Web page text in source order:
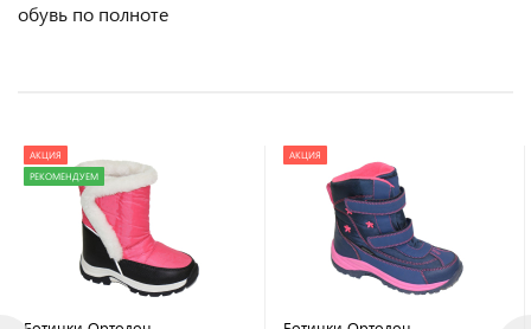
обувь по полноте
АКЦИЯ
РЕКОМЕНДУЕМ
АКЦИЯ